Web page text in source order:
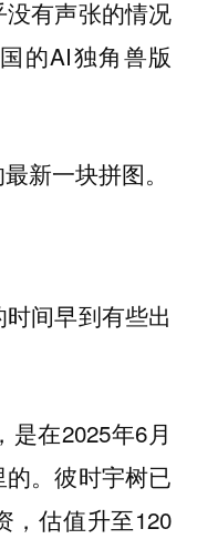
有声张的情况
的AI独角兽版
新一块拼图。
间早到有些出
在2025年6月
。彼时宇树已
，估值升至120